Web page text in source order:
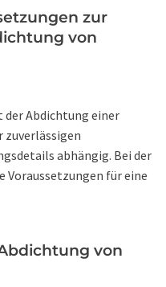
zur
von
Abdichtung einer
zuverlässigen
abhängig. Bei der
Voraussetzungen für eine
von